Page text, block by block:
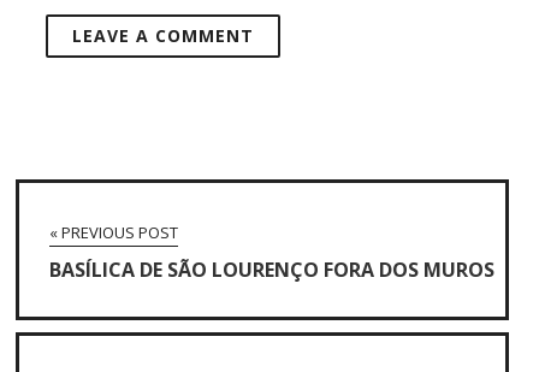
« PREVIOUS POST
BASÍLICA DE SÃO LOURENÇO FORA DOS MUROS